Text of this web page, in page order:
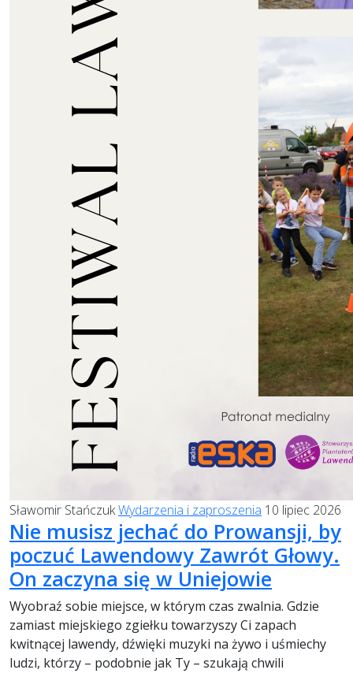
Sławomir StańczukWydarzenia i zaproszenia 10 lipiec 2026
Nie musisz jechać do Prowansji, by
poczuć Lawendowy Zawrót Głowy.
On zaczyna się w Uniejowie
Wyobraź sobie miejsce, w którym czas zwalnia. Gdzie
zamiast miejskiego zgiełku towarzyszy Ci zapach
kwitnącej lawendy, dźwięki muzyki na żywo i uśmiechy
ludzi, którzy – podobnie jak Ty – szukają chwili